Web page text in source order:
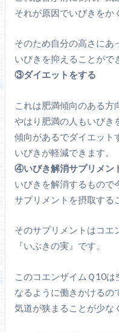
それが原因でいびきをか
そのため自分の高さにあ
いびきを抑えることがで
③ダイエットをする
これは肥満傾向のある方
やはり肥満の人もいびき
傾向があるでダイエット
いびきが軽減できます。
④いびき解消サプリメン
いびきを解消するもので
サプリメントを摂取する
そのサプリメントはコエ
『いぶきの実』です。
このコエンザイムＱ10
なるように働きかけるの
気道が狭まることが少な